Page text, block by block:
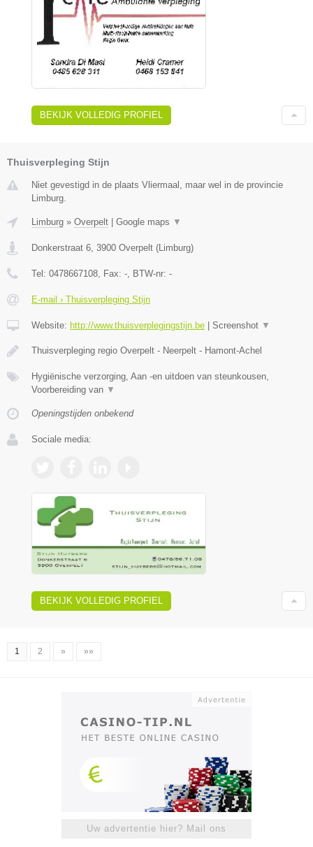
BEKIJK VOLLEDIG PROFIEL
Thuisverpleging Stijn
Niet gevestigd in de plaats Vliermaal, maar wel in de provincie
Limburg.
Limburg » Overpelt Google maps ▼
Donkerstraat 6, 3900 Overpelt (Limburg)
Tel: 0478667108, Fax: -, BTW-nr: -
E-mail › Thuisverpleging Stijn
Website: http://www.thuisverplegingstijn.be Screenshot ▼
Thuisverpleging regio Overpelt - Neerpelt - Hamont-Achel
Hygiënische verzorging, Aan -en uitdoen van steunkousen,
Voorbereiding van ▼
Openingstijden onbekend
Sociale media:
BEKIJK VOLLEDIG PROFIEL
1 2 » »»
Uw advertentie hier? Mail ons